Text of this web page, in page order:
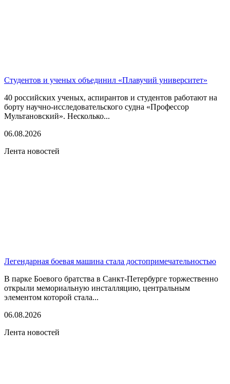
Студентов и ученых объединил «Плавучий университет»
40 российских ученых, аспирантов и студентов работают на
борту научно-исследовательского судна «Профессор
Мультановский». Несколько...
06.08.2026
Лента новостей
Легендарная боевая машина стала достопримечательностью
В парке Боевого братства в Санкт-Петербурге торжественно
открыли мемориальную инсталляцию, центральным
элементом которой стала...
06.08.2026
Лента новостей